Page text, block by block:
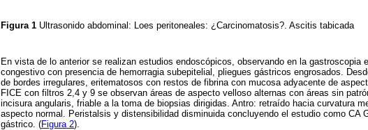
Figura 1 Ultrasonido abdominal: Loes peritoneales: ¿Carcinomatosis?. Ascitis tabicada
En vista de lo anterior se realizan estudios endoscópicos, observando en la gastroscopia
congestivo con presencia de hemorragia subepitelial, pliegues gástricos engrosados.
de bordes irregulares, eritematosos con restos de fibrina con mucosa adyacente de
FICE con filtros 2,4 y 9 se observan áreas de aspecto velloso alternas con áreas sin
incisura angularis, friable a la toma de biopsias dirigidas. Antro: retraído hacia curvatura
aspecto normal. Peristalsis y distensibilidad disminuida concluyendo el estudio como CA
gástrico. (Figura 2).